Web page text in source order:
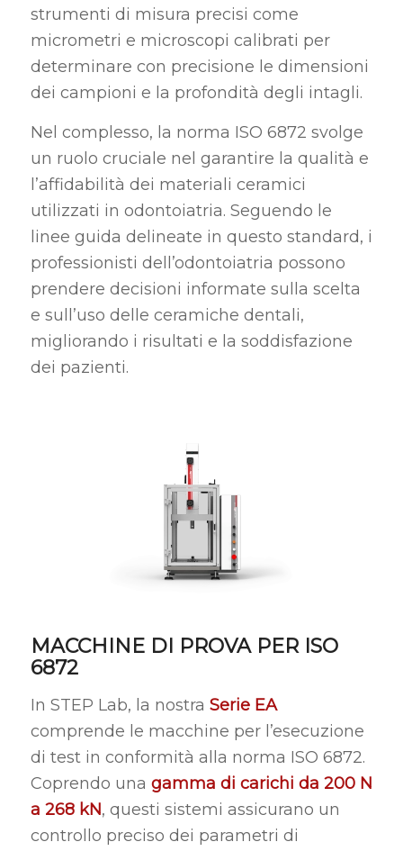
strumenti di misura precisi come
micrometri e microscopi calibrati per
determinare con precisione le dimensioni
dei campioni e la profondità degli intagli.
Nel complesso, la norma ISO 6872 svolge
un ruolo cruciale nel garantire la qualità e
l’affidabilità dei materiali ceramici
utilizzati in odontoiatria. Seguendo le
linee guida delineate in questo standard, i
professionisti dell’odontoiatria possono
prendere decisioni informate sulla scelta
e sull’uso delle ceramiche dentali,
migliorando i risultati e la soddisfazione
dei pazienti.
MACCHINE DI PROVA PER ISO
6872
In STEP Lab, la nostra Serie EA
comprende le macchine per l’esecuzione
di test in conformità alla norma ISO 6872.
Coprendo una gamma di carichi da 200 N
a 268 kN, questi sistemi assicurano un
controllo preciso dei parametri di